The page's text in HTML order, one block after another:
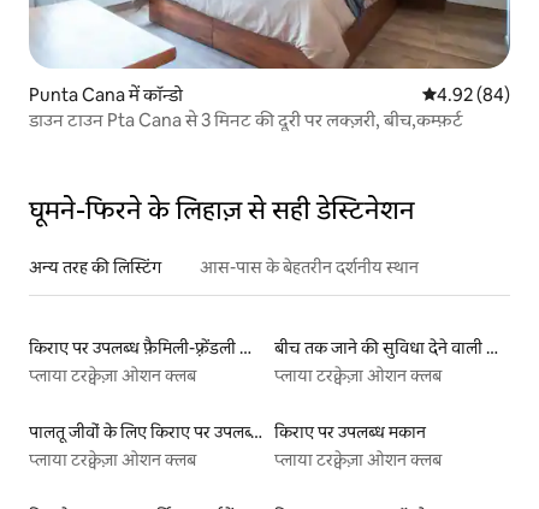
Punta Cana में कॉन्डो औसत रेटिंग 5 में
4.92 (84)
डाउन टाउन Pta Cana से 3 मिनट की दूरी पर लक्ज़री, बीच,कम्फ़र्ट
घूमने-फिरने के लिहाज़ से सही डेस्टिनेशन
अन्य तरह की लिस्टिंग आस-पास के बेहतरीन दर्शनीय स्थान
किराए पर उपलब्ध फ़ैमिली-फ़्रेंडली लिस्टिंग
प्लाया टरक्वेज़ा ओशन क्लब
बीच तक जाने की सुविधा देने वाली किराये पर उपलब्ध लिस्टिंग
प्लाया टरक्वेज़ा ओशन क्लब
पालतू जीवों के लिए किराए पर उपलब्ध लिस्टिंग
प्लाया टरक्वेज़ा ओशन क्लब
किराए पर उपलब्ध मकान
प्लाया टरक्वेज़ा ओशन क्लब